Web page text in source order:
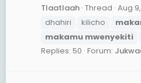
Tlaatlaah Thread Aug
dhahiri
kilicho
makamu mwenyekiti
Replies: 50 Forum: